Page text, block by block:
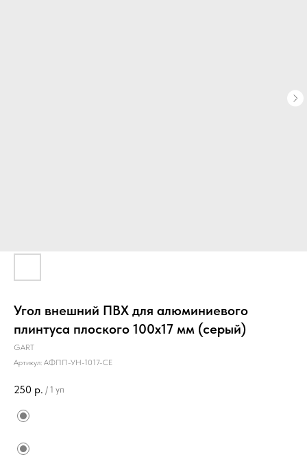
Угол внешний ПВХ для алюминиевого
плинтуса плоского 100х17 мм (серый)
GART
Артикул: АФПП-УН-1017-СЕ
250 р. / 1 уп